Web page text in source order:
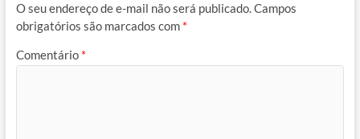
O seu endereço de e-mail não será publicado.Campos
obrigatórios são marcados com *
Comentário *